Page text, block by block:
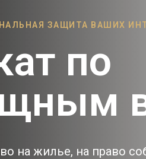
ЗАЩИТА ВАШИХ
по
на жилье, на право